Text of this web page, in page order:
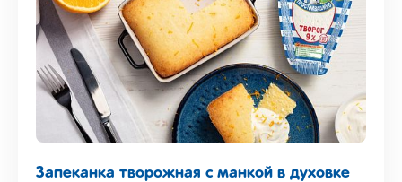
Запеканка творожная с манкой в духовке